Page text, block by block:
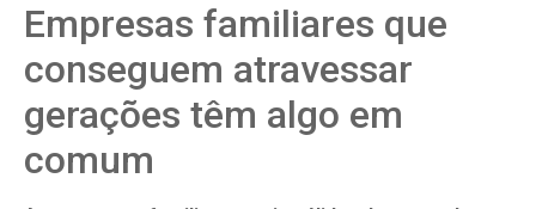
Empresas familiares que
conseguem atravessar
gerações têm algo em
comum